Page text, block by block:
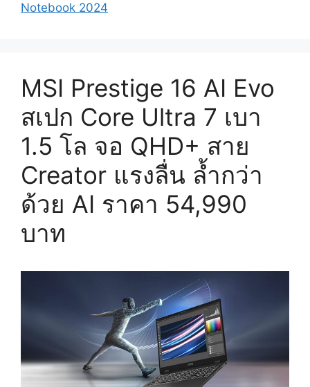
Notebook 2024
MSI Prestige 16 AI Evo
สเปก Core Ultra 7 เบา
1.5 โล จอ QHD+ สาย
Creator แรงลื่น ล้ำกว่า
ด้วย AI ราคา 54,990
บาท